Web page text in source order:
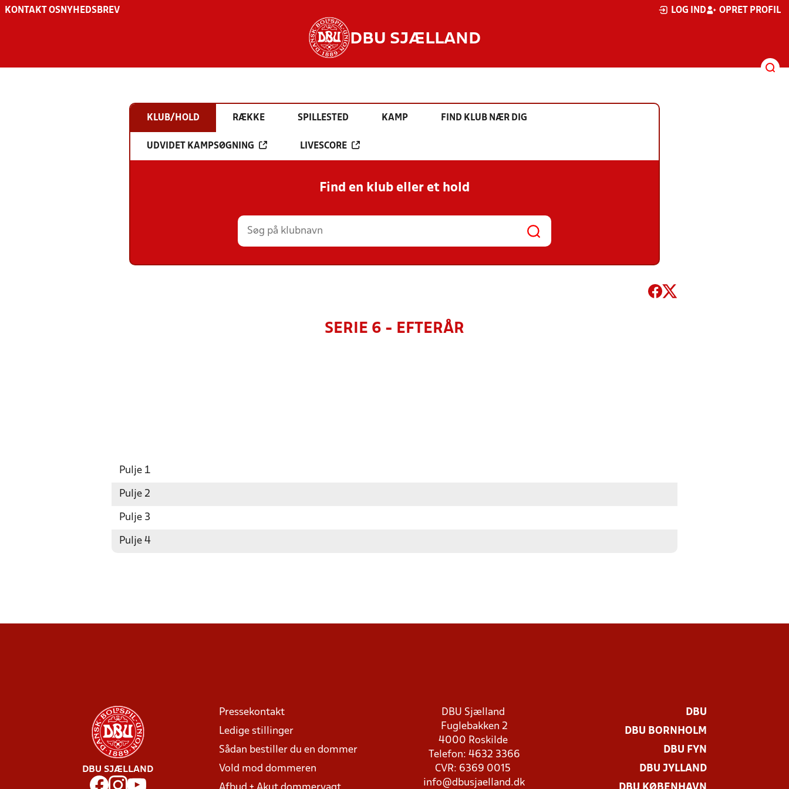
KONTAKT OS NYHEDSBREV LOG IND OPRET PROFIL
DBU SJÆLLAND
KLUB/HOLD RÆKKE SPILLESTED KAMP FIND KLUB NÆR DIG
UDVIDET KAMPSØGNING LIVESCORE
Find en klub eller et hold
SERIE 6 - EFTERÅR
Pulje 1
Pulje 2
Pulje 3
Pulje 4
DBU SJÆLLAND
Pressekontakt
Ledige stillinger
Sådan bestiller du en dommer
Vold mod dommeren
DBU Sjælland
Fuglebakken 2
4000 Roskilde
Telefon: 4632 3366
CVR: 6369 0015
info@dbusjaelland.dk
DBU
DBU BORNHOLM
DBU FYN
DBU JYLLAND